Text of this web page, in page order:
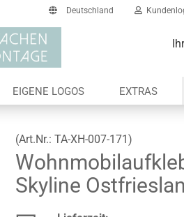
Deutschland
Konto erstellen
EIGENE LOGOS EXTRAS
(Art.Nr.: TA-XH-007-171)
Skyline